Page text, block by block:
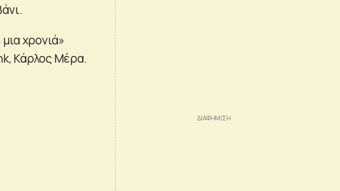
χρονιά»
Κάρλος Μέρα.